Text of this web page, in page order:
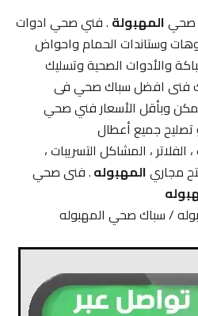
المهبولة. فني صحي ادوات
وستاندات الحمام واحواض
والأدوات الصحية وتسليك
افضل سباك صحي فى
الأسعار فني صحي
جميع أعطال
، المشاكل التسريبات ،
المهبوله. فنى صحي
/ سباك صحي المهبوله